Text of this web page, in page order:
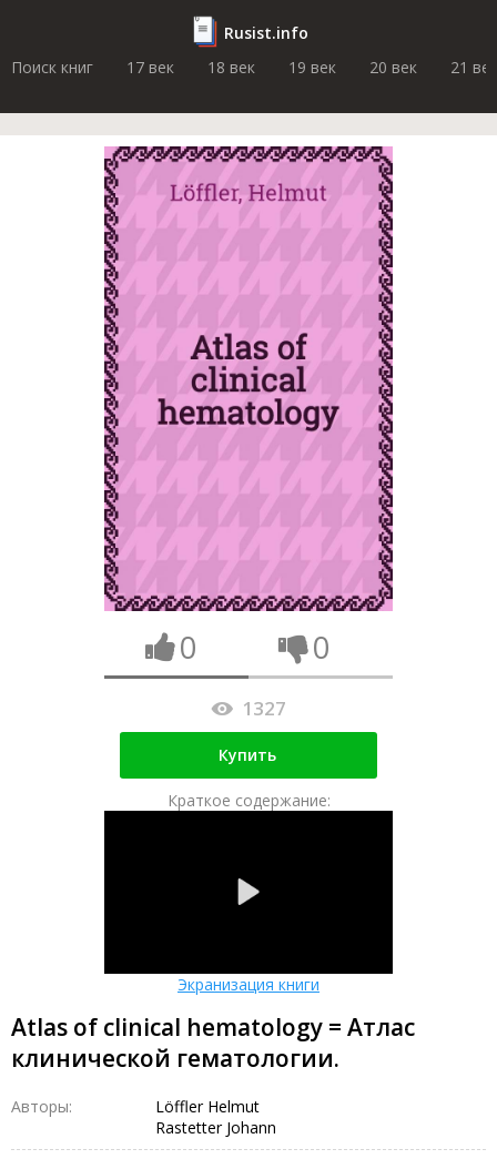
Rusist.info
Поиск книг
17 век 18 век 19 век 20 век 21 век
0 0
1327
Купить
Краткое содержание:
Экранизация книги
Atlas of clinical hematology = Атлас
клинической гематологии.
Авторы:
Löffler Helmut
Rastetter Johann